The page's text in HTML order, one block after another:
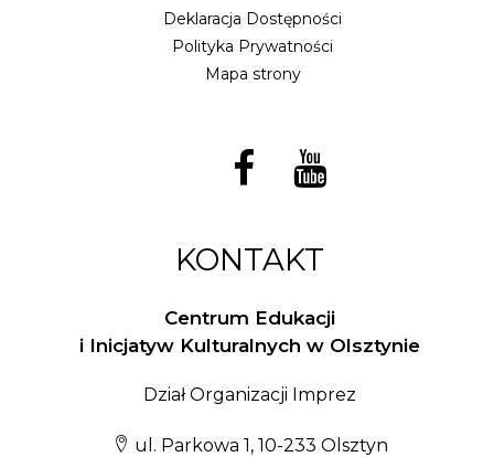
Deklaracja Dostępności
Polityka Prywatności
Mapa strony
KONTAKT
Centrum Edukacji
i Inicjatyw Kulturalnych w Olsztynie
Dział Organizacji Imprez
ul. Parkowa 1, 10-233 Olsztyn